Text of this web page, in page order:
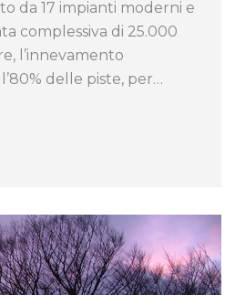
da 17 impianti moderni e
complessiva di 25.000
l’innevamento
delle piste, per…